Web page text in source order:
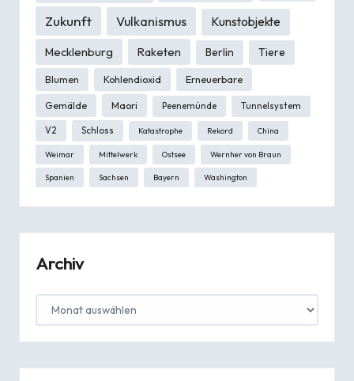
Zukunft Vulkanismus
Kunstobjekte
Mecklenburg
Raketen Berlin Tiere
Blumen Kohlendioxid Erneuerbare
Gemälde Maori Peenemünde Tunnelsystem
V2 Schloss Katastrophe Rekord China
Weimar Mittelwerk Ostsee Wernher von Braun
Spanien Sachsen Bayern Washington
Archiv